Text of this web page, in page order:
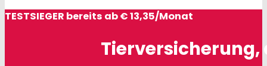
TESTSIEGER bereits ab € 13,35/Monat
Tierversicherung,